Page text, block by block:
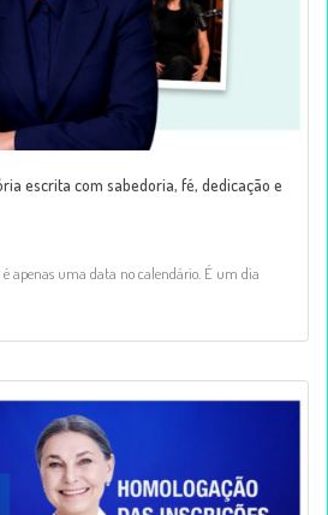
escrita com sabedoria, fé, dedicação e
é apenas uma data no calendário. É um dia